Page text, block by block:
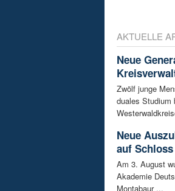
AKTUELLE
Neue
Zwölf junge
duales Studium
Neue
auf
Am 3. August
Akademie
Montabaur ...